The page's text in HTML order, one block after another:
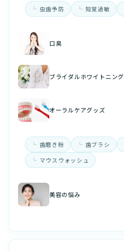
虫歯予防 知覚過敏
口臭
ブライダルホワイトニング
オーラルケアグッズ
歯磨き粉 歯ブラシ
マウスウォッシュ
美容の悩み